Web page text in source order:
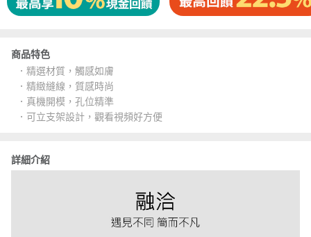
商品特色
．精選材質，觸感如膚
．精緻縫線，質感時尚
．真機開模，孔位精準
．可立支架設計，觀看視頻好方便
詳細介紹